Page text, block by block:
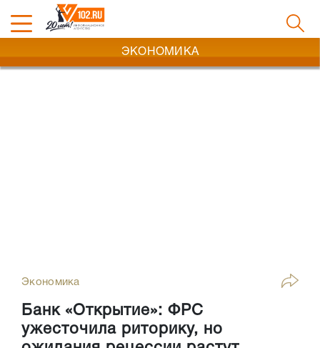
ЭКОНОМИКА
Экономика
Банк «Открытие»: ФРС
ужесточила риторику, но